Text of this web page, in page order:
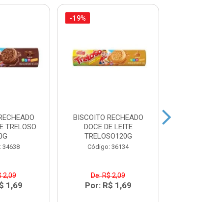
TRELOSO
34638
2,09
1,69
-19%
BISCOITO RECHEADO
DOCE DE LEITE
TRELOSO120G
Código: 36134
De: R$ 2,09
Por: R$ 1,69